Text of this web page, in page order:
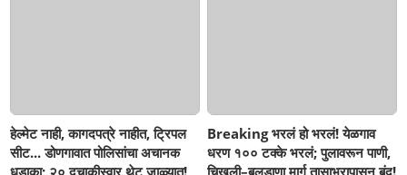
हेल्मेट नाही, कागदपत्रे नाहीत, ट्रिपल
सीट... डोणगावात पोलिसांचा अचानक
Breaking भरलं हो भरलं! येळगाव
धरण १०० टक्के भरलं; पुलावरून पाणी,